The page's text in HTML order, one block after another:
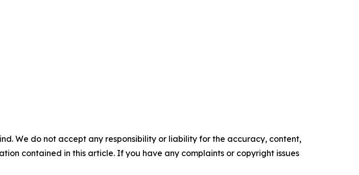
We do not accept any responsibility or liability for the accuracy, content,
contained in this article. If you have any complaints or copyright issues